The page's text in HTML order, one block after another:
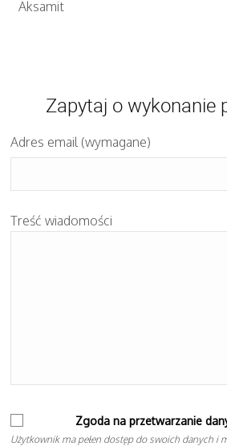
Aksamit
Zapytaj o wykonanie
Adres email (wymagane)
Treść wiadomości
Zgoda na przetwarzanie
Użytkownik ma pełen dostęp do swoich danych i